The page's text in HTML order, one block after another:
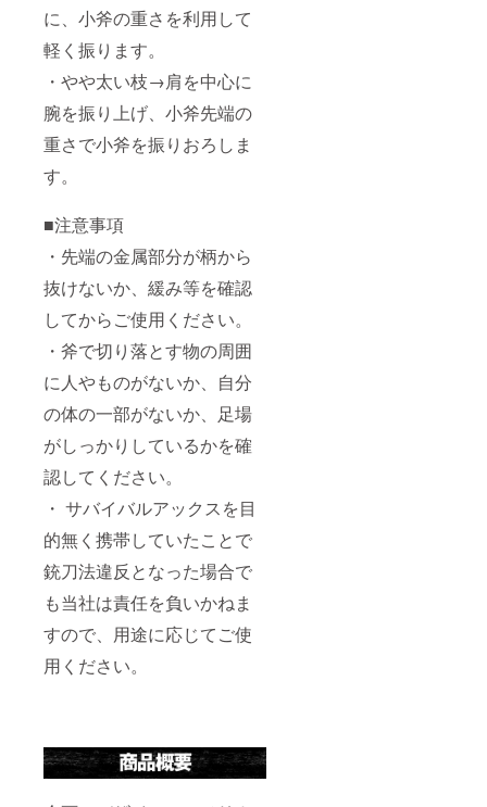
に、小斧の重さを利用して
軽く振ります。
・やや太い枝→肩を中心に
腕を振り上げ、小斧先端の
重さで小斧を振りおろしま
す。
■注意事項
・先端の金属部分が柄から
抜けないか、緩み等を確認
してからご使用ください。
・斧で切り落とす物の周囲
に人やものがないか、自分
の体の一部がないか、足場
がしっかりしているかを確
認してください。
・ サバイバルアックスを目
的無く携帯していたことで
銃刀法違反となった場合で
も当社は責任を負いかねま
すので、用途に応じてご使
用ください。